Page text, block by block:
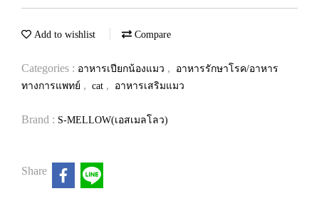
Add to wishlist Compare
Categories : อาหารเปียกน้องแมว ,
อาหารรักษาโรค/อาหาร
ทางการแพทย์ , cat , อาหารเสริมแมว
Brand : S-MELLOW(เอสเมลโลว)
Share